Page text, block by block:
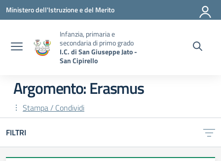
Vai ai contenuti
Vai al menu di navigazione
Vai al footer
Ministero dell'Istruzione e del Merito
Infanzia, primaria e
secondaria di primo grado
I.C. di San Giuseppe Jato -
San Cipirello
Argomento: Erasmus
Stampa / Condividi
FILTRI